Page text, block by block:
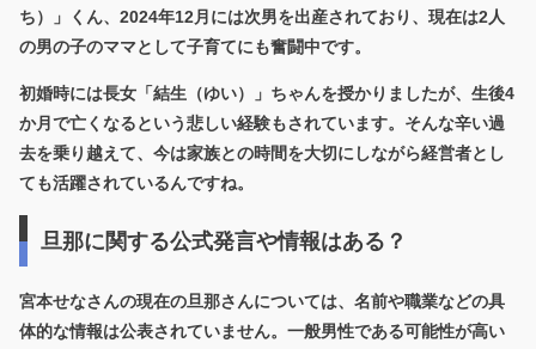
ち）」くん、2024年12月には次男を出産されており、 現在は2人
の男の子のママとして子育てにも奮闘中です。
初婚時には長女「結生（ゆい）」ちゃんを授かりましたが、生後4
か月で亡くなるという悲しい経験もされています。そんな辛い過
去を乗り越えて、今は家族との時間を大切にしながら経営者とし
ても活躍されているんですね。
旦那に関する公式発言や情報はある？
宮本せなさんの現在の旦那さんについては、 名前や職業などの具
体的な情報は公表されていません。一般男性である可能性が高い